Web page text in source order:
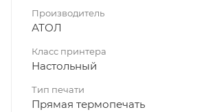
Производитель
АТОЛ
Класс принтера
Настольный
Тип печати
Прямая термопечать